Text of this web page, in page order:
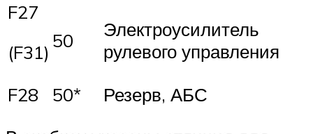
F27
(F31)
50
Электроусилитель
рулевого управления
F28
50*
Резерв, АБС